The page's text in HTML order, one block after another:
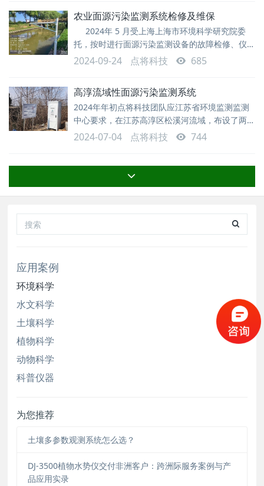
较高，过去茶马古道的马帮在这儿煮食总炖不熟，
因此就称这里为“炖生”久而久之，就演变为今
农业面源污染监测系统检修及维保
2024年 5 月受上海上海市环境科学研究院委
托，按时进行面源污染监测设备的故障检修、仪器
的维护维保工作，点将科技顺利完成上海区内设备
维保工作，使仪器的性能及寿命得到有效的提
要利用农业自动传感器监测系统，结合物联网与
5G技术，实时掌握农田面源水文与水质信息，分
2024-09-24 点将科技 685
高淳流域性面源污染监测系统
2024年年初点将科技团队应江苏省环境监测监测
中心要求，在江苏高淳区松溪河流域，布设了两个
点用于对整个流域面源污染的试点监测。监测设备
包含河道水位、流速、流量监测设备、自动水样采
量，河道周边降雨情况，并根据采样需求设置采样
规则来进行自动采样，采集的水样来反映河道周边
农业，养殖业对河道污染影响。
2024-07-04 点将科技 744
应用案例
环境科学
水文科学
土壤科学
植物科学
动物科学
科普仪器
为您推荐
土壤多参数观测系统怎么选？
DJ-3500植物水势仪交付非洲客户：跨洲际服务案例与产
品应用实录